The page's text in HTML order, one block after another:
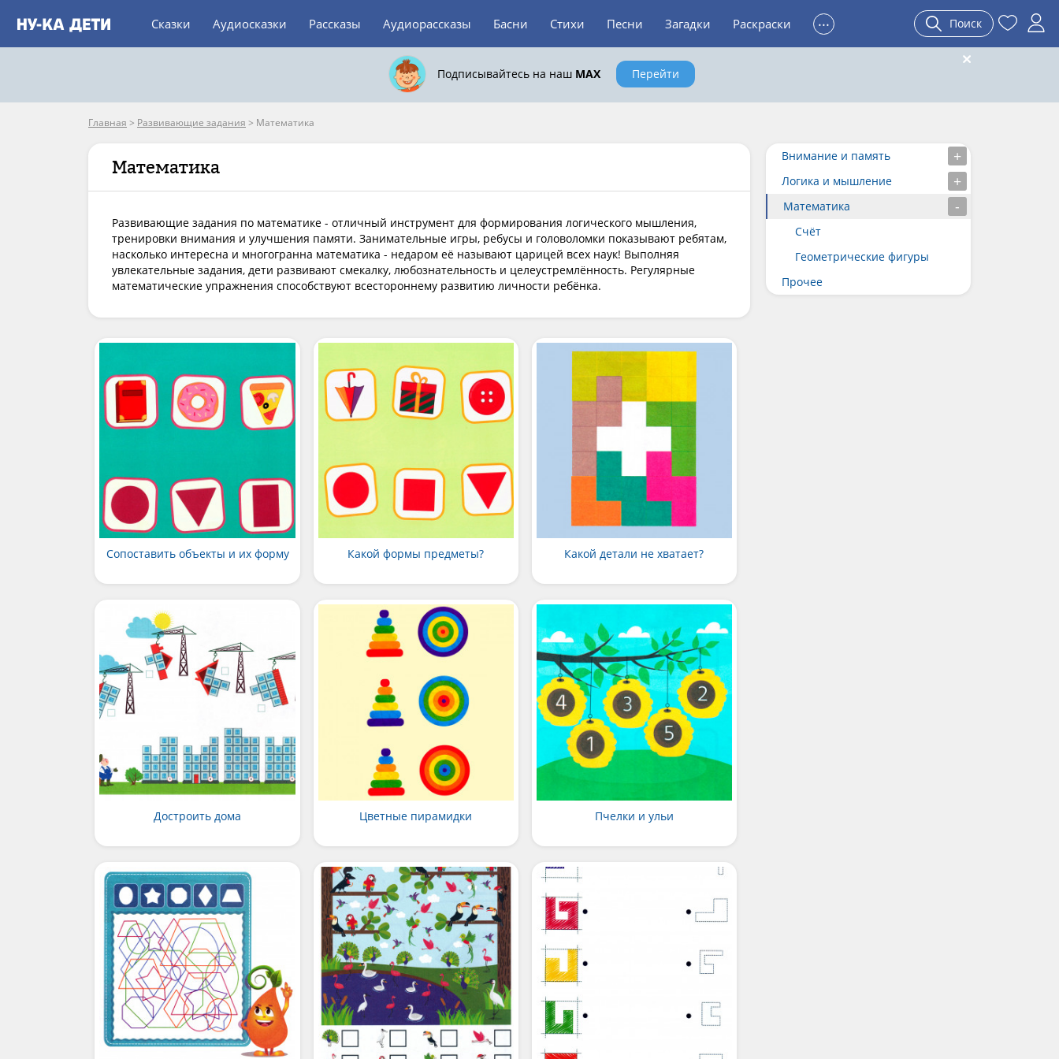
Сказки Аудиосказки Рассказы Аудиорассказы Басни Стихи Песни Загадки Раскраски ... Поиск
Подписывайтесь на наш MAX Перейти
Главная > Развивающие задания > Математика
Математика
Развивающие задания по математике - отличный инструмент для формирования логического мышления,
тренировки внимания и улучшения памяти. Занимательные игры, ребусы и головоломки показывают ребятам,
насколько интересна и многогранна математика - недаром её называют царицей всех наук! Выполняя
увлекательные задания, дети развивают смекалку, любознательность и целеустремлённость. Регулярные
математические упражнения способствуют всестороннему развитию личности ребёнка.
Сопоставить объекты и их форму Какой формы предметы? Какой детали не хватает?
Достроить дома Цветные пирамидки Пчелки и ульи
Внимание и память
Логика и мышление
Математика
Счёт
Геометрические фигуры
Прочее